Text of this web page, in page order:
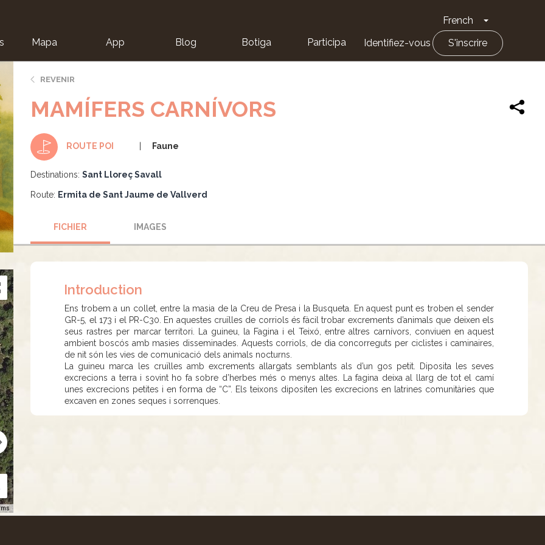
French Toggle
Mapa App Blog Botiga Participa Identifiez-vous S'inscrire
REVENIR
MAMÍFERS CARNÍVORS
ROUTE POI Faune
Destinations: Sant Lloreç Savall
Route: Ermita de Sant Jaume de Vallverd
FICHIER IMAGES
Introduction
Ens trobem a un collet, entre la masia de la Creu de Presa i la Busqueta. En aquest punt es troben el sender
GR-5, el 173 i el PR-C30. En aquestes cruïlles de corriols és fàcil trobar excrements d’animals que deixen els
seus rastres per marcar territori. La guineu, la Fagina i el Teixó, entre altres carnívors, conviuen en aquest
ambient boscós amb masies disseminades. Aquests corriols, de dia concorreguts per ciclistes i caminaires,
de nit són les vies de comunicació dels animals nocturns.
La guineu marca les cruïlles amb excrements allargats semblants als d’un gos petit. Diposita les seves
excrecions a terra i sovint ho fa sobre d’herbes més o menys altes. La fagina deixa al llarg de tot el camí
unes excrecions petites i en forma de “C”. Els teixons dipositen les excrecions en latrines comunitàries que
excaven en zones seques i sorrenques.